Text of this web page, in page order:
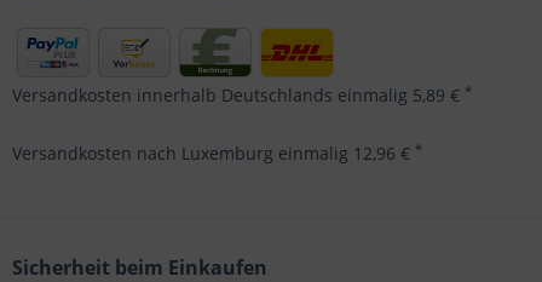
Versandkosten innerhalb Deutschlands einmalig 5,89 € *
Versandkosten nach Luxemburg einmalig 12,96 € *
Sicherheit beim Einkaufen